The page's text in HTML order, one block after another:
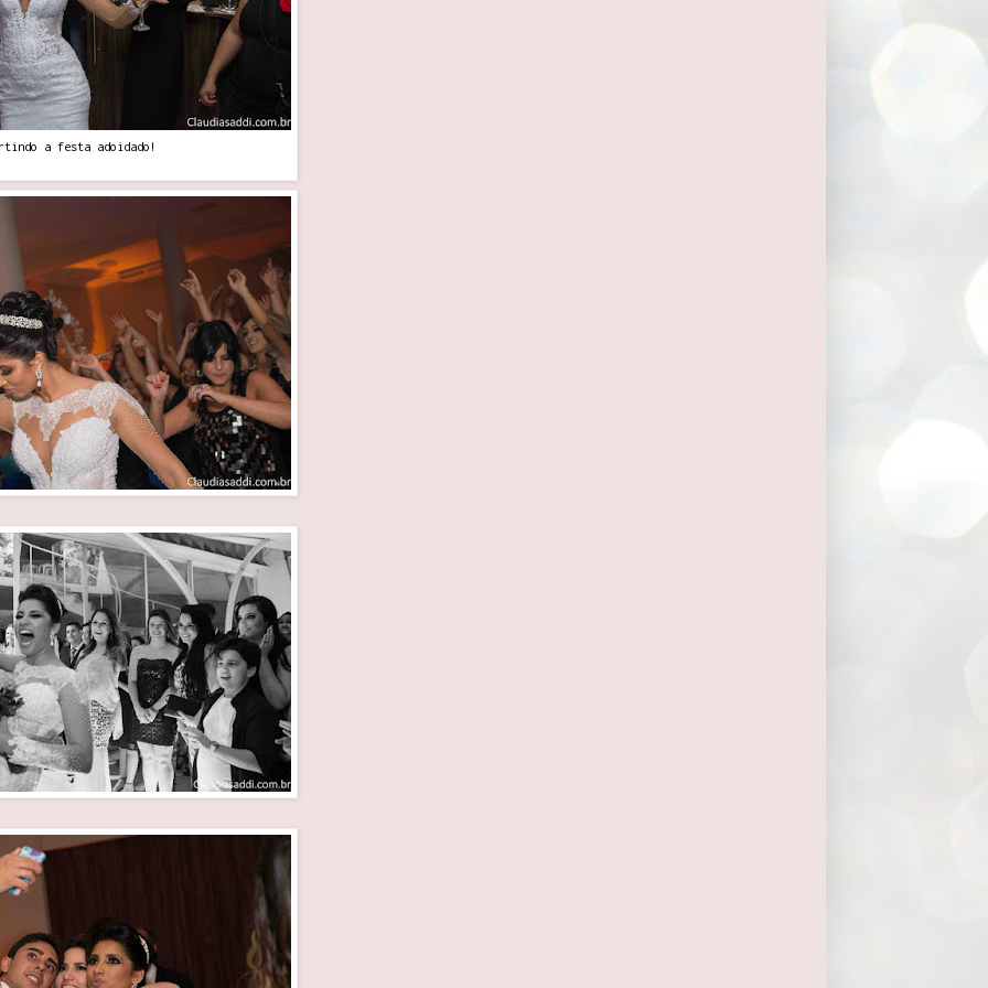
a festa adoidado!